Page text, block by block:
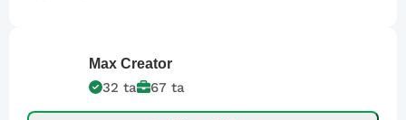
Max Creator
32 ta 67 ta